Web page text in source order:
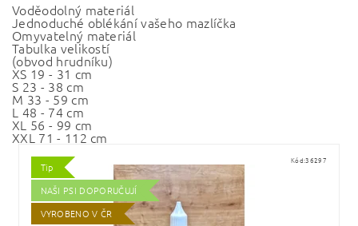
Voděodolný materiál
Jednoduché oblékání vašeho mazlíčka
Omyvatelný materiál
Tabulka velikostí
(obvod hrudníku)
XS 19 - 31 cm
S 23 - 38 cm
M 33 - 59 cm
L 48 - 74 cm
XL 56 - 99 cm
XXL 71 - 112 cm
Tip
NAŠI PSI DOPORUČUJÍ
VYROBENO V ČR
Kód:36297